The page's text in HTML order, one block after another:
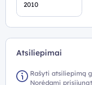
2010
Atsiliepimai
Rašyti atsiliepimą
Norėdami